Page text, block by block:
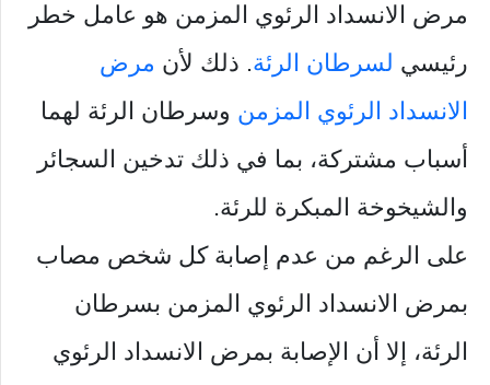
مرض الانسداد الرئوي المزمن هو عامل خطر
رئيسي لسرطان الرئة. ذلك لأن مرض
الانسداد الرئوي المزمن وسرطان الرئة لهما
أسباب مشتركة، بما في ذلك تدخين السجائر
والشيخوخة المبكرة للرئة.
على الرغم من عدم إصابة كل شخص مصاب
بمرض الانسداد الرئوي المزمن بسرطان
الرئة، إلا أن الإصابة بمرض الانسداد الرئوي